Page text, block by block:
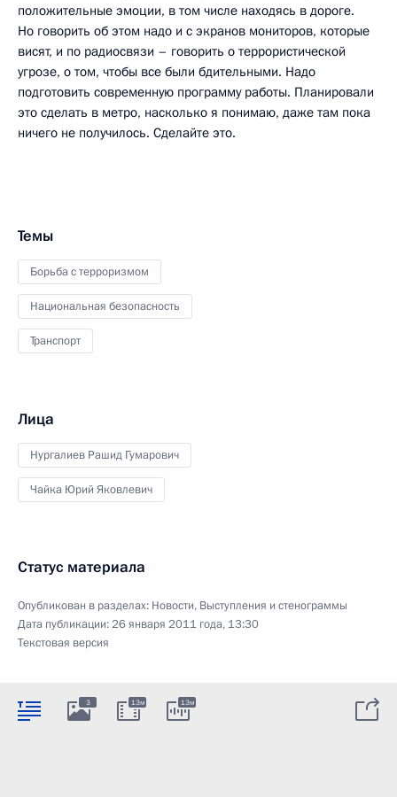
положительные эмоции, в том числе находясь в дороге.
Но говорить об этом надо и с экранов мониторов, которые
висят, и по радиосвязи – говорить о террористической
угрозе, о том, чтобы все были бдительными. Надо
подготовить современную программу работы. Планировали
это сделать в метро, насколько я понимаю, даже там пока
ничего не получилось. Сделайте это.
Темы
Борьба с терроризмом
Национальная безопасность
Транспорт
Лица
Нургалиев Рашид Гумарович
Чайка Юрий Яковлевич
Статус материала
Опубликован в разделах: Новости, Выступления и стенограммы
Дата публикации:26 января 2011 года, 13:30
Текстовая версия
3 13м 13м